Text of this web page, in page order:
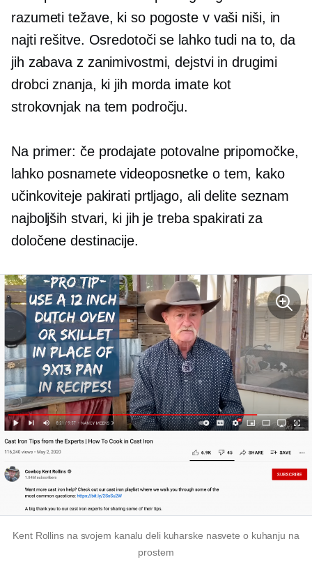
razumeti težave, ki so pogoste v vaši niši, in
najti rešitve. Osredotoči se lahko tudi na to, da
jih zabava z zanimivostmi, dejstvi in ​​drugimi
drobci znanja, ki jih morda imate kot
strokovnjak na tem področju.
Na primer: če prodajate potovalne pripomočke,
lahko posnamete videoposnetke o tem, kako
učinkoviteje pakirati prtljago, ali delite seznam
najboljših stvari, ki jih je treba spakirati za
določene destinacije.
Kent Rollins na svojem kanalu deli kuharske nasvete o kuhanju na
prostem